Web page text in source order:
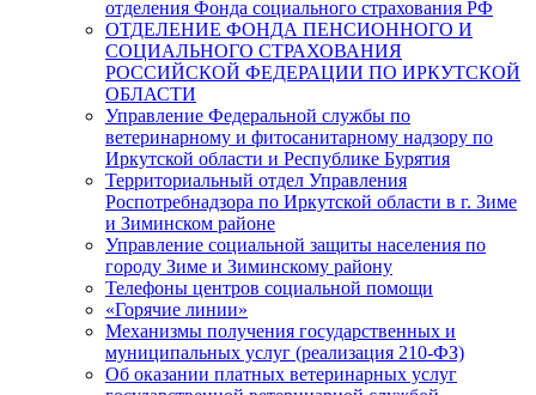
отделения Фонда социального страхования РФ
ОТДЕЛЕНИЕ ФОНДА ПЕНСИОННОГО И
СОЦИАЛЬНОГО СТРАХОВАНИЯ
РОССИЙСКОЙ ФЕДЕРАЦИИ ПО ИРКУТСКОЙ
ОБЛАСТИ
Управление Федеральной службы по
ветеринарному и фитосанитарному надзору по
Иркутской области и Республике Бурятия
Территориальный отдел Управления
Роспотребнадзора по Иркутской области в г. Зиме
и Зиминском районе
Управление социальной защиты населения по
городу Зиме и Зиминскому району
Телефоны центров социальной помощи
«Горячие линии»
Механизмы получения государственных и
муниципальных услуг (реализация 210-ФЗ)
Об оказании платных ветеринарных услуг